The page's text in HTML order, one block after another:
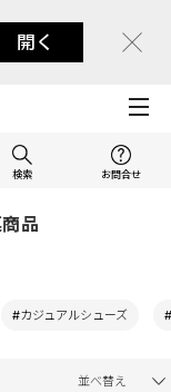
開く
検索 お問合せ
品
#カジュアルシューズ
並べ替え